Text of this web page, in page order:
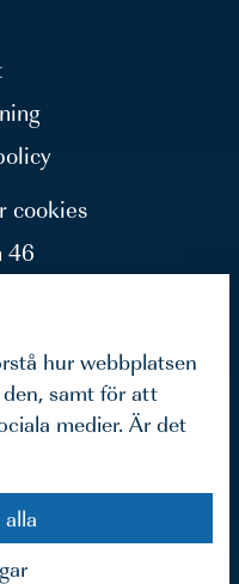
cookies
46
Blå Huset
hur webbplatsen
samt för att
medier. Är det